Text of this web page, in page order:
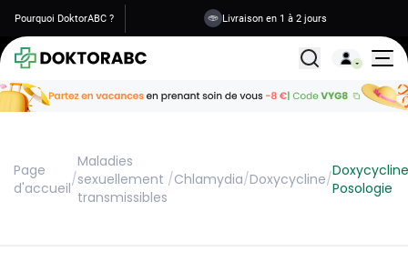
Pourquoi DoktorABC ? Livraison en 1 à 2 jours
Tous les
Page
d'accueil/
Maladies
sexuellement
transmissibles
/Chlamydia/Doxycycline/Doxycycline
Posologie